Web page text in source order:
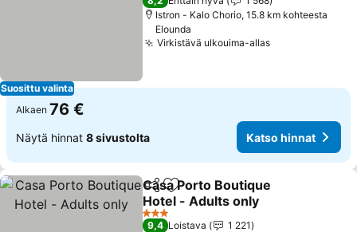
Suosittu valinta
Istron - Kalo Chorio, 15.8 km kohteesta
Elounda
Virkistävä ulkouima-allas
Alkaen 76 €
Näytä hinnat 8 sivustolta Katso hinnat
Jaa Lisää suosikkeihin
Casa Porto Boutique
Hotel - Adults only
3 Tähtiluokitus
9,4 Loistava
1 221